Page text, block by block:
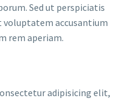
Sed ut perspiciatis
voluptatem accusantium
rem aperiam.
adipisicing elit,